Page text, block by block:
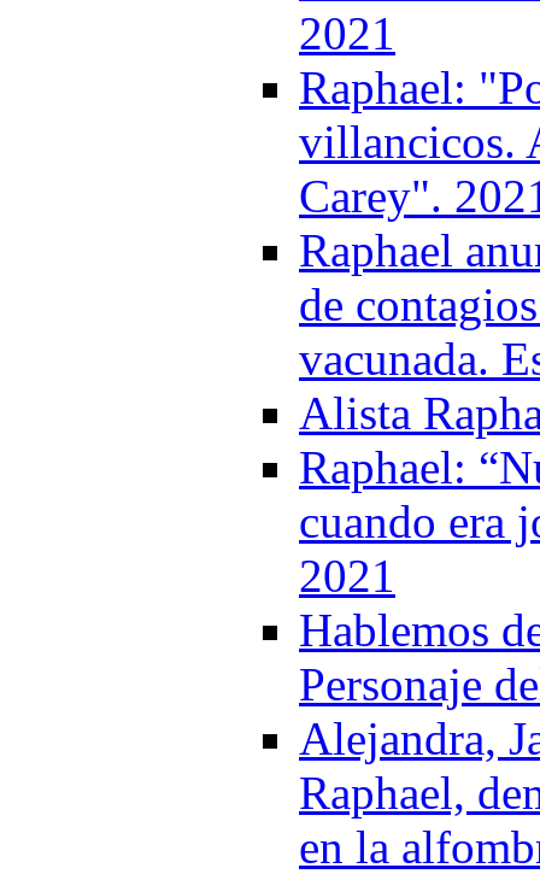
2021
Raphael:
villancicos.
Carey".
Raphael
de
vacunada.
Alista
Raphael:
cuando era
2021
Hablemos
Personaje
Alejandra,
Raphael,
en la